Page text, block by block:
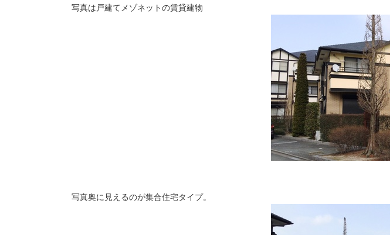
写真は戸建てメゾネットの賃貸建物
写真奥に見えるのが集合住宅タイプ。